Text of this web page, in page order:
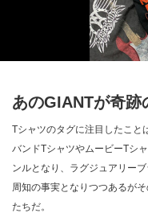
あのGIANTが奇跡
Tシャツのタグに注目したこと
バンドTシャツやムービーTシ
ンルとなり、ラグジュアリー
周知の事実となりつつあるが
たちだ。